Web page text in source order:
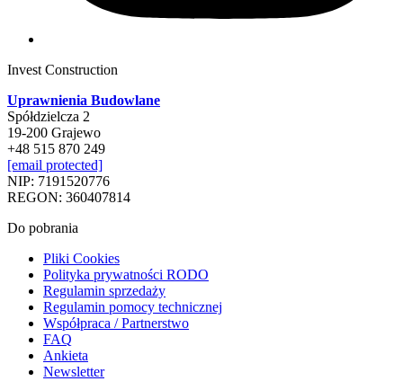
Invest Construction
Uprawnienia Budowlane
Spółdzielcza 2
19-200 Grajewo
+48 515 870 249
[email protected]
NIP: 7191520776
REGON: 360407814
Do pobrania
Pliki Cookies
Polityka prywatności RODO
Regulamin sprzedaży
Regulamin pomocy technicznej
Współpraca / Partnerstwo
FAQ
Ankieta
Newsletter